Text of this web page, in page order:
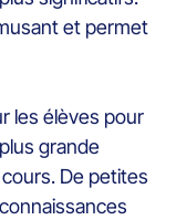
et permet
les élèves pour
grande
De petites